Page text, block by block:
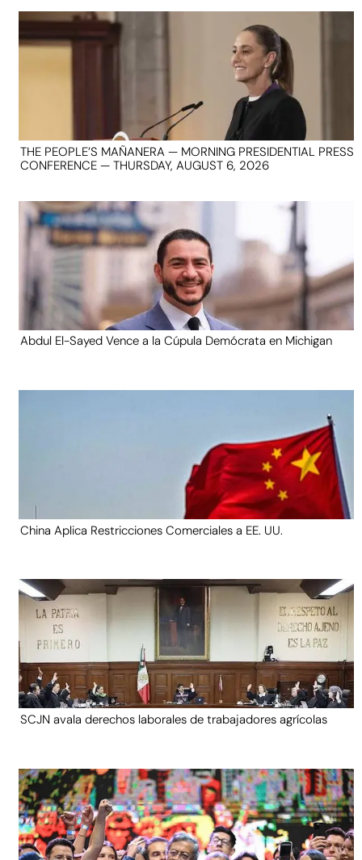
THE PEOPLE’S MAÑANERA — MORNING PRESIDENTIAL PRESS
CONFERENCE — THURSDAY, AUGUST 6, 2026
Abdul El-Sayed Vence a la Cúpula Demócrata en Michigan
China Aplica Restricciones Comerciales a EE. UU.
SCJN avala derechos laborales de trabajadores agrícolas